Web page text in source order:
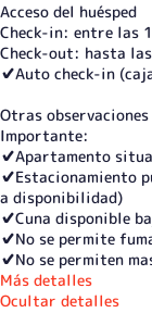
Acceso del huésped
Check-in: entre las
Check-out: hasta
✔️Auto check-in
Otras observaciones
Importante:
✔️Apartamento
✔️Estacionamiento
a disponibilidad)
✔️Cuna disponible
✔️No se permite
✔️No se permiten
Más detalles
Ocultar detalles